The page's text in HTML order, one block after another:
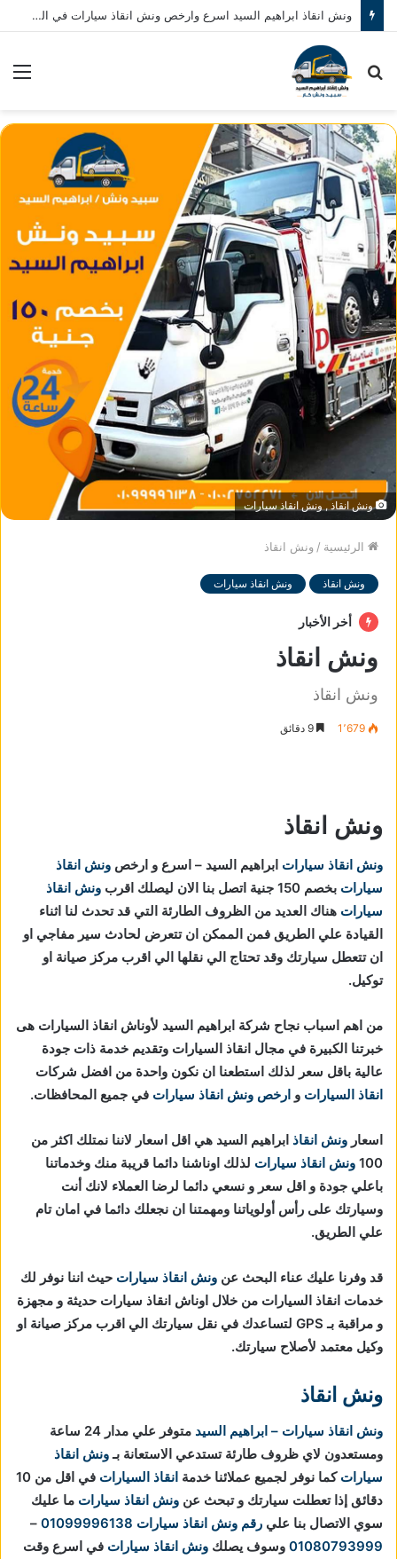
ونش انقاذ ابراهيم السيد اسرع وارخص ونش انقاذ سيارات في المنصورة نصلك في خلال 10 دقائق بحد اقصي اتصل بنا الان 01080793999
بحث
ونش انقاذ , ونش انقاذ سيارات
الرئيسية / ونش انقاذ
ونش انقاذ ونش انقاذ سيارات
أخر الأخبار
ونش انقاذ
ونش انقاذ
1٬679
ونش انقاذ
ونش انقاذ سيارات ابراهيم السيد – اسرع و ارخص ونش انقاذ
سيارات بخصم 150 جنية اتصل بنا الان ليصلك اقرب
ونش انقاذ
سيارات هناك العديد من الظروف الطارئة التي قد تحدث لنا اثناء
القيادة علي الطريق فمن الممكن ان تتعرض لحادث سير مفاجي او
ان تتعطل سيارتك وقد تحتاج الي نقلها الي اقرب مركز صيانة او
توكيل.
من اهم اسباب نجاح شركة ابراهيم السيد لأوناش انقاذ السيارات هى
خبرتنا الكبيرة في مجال انقاذ السيارات وتقديم خدمة ذات جودة
عالية باقل سعر لذلك استطعنا ان نكون واحدة من افضل شركات
انقاذ السيارات و ارخص ونش انقاذ سيارات في جميع المحافظات.
اسعار ونش انقاذ ابراهيم السيد هي اقل اسعار لاننا نمتلك اكثر من
100 ونش انقاذ سيارات لذلك اوناشنا دائما قريبة منك وخدماتنا
باعلي جودة و اقل سعر و نسعي دائما لرضا العملاء لانك أنت
وسيارتك على رأس أولوياتنا ومهمتنا ان نجعلك دائما في امان تام
علي الطريق.
قد وفرنا عليك عناء البحث عن ونش انقاذ سيارات حيث اننا نوفر لك
خدمات انقاذ السيارات من خلال اوناش انقاذ سيارات حديثة و مجهزة
و مراقبة بـ GPS لتساعدك في نقل سيارتك الي اقرب مركز صيانة او
وكيل معتمد لأصلاح سيارتك.
ونش انقاذ
ونش انقاذ سيارات – ابراهيم السيد
متوفر علي مدار 24 ساعة
ومستعدون لاي ظروف طارئة تستدعي الاستعانة بـونش انقاذ
سيارات كما نوفر لجميع عملائنا خدمة انقاذ السيارات
في اقل من 10
دقائق إذا تعطلت سيارتك و تبحث عن ونش انقاذ سيارات ما عليك
سوي الاتصال بنا علي رقم ونش انقاذ سيارات 01099996138
–
01080793999 وسوف يصلك ونش انقاذ سيارات في اسرع وقت